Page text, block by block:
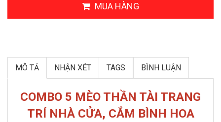
MUA HÀNG
MÔ TẢ NHẬN XÉT TAGS BÌNH LUẬN
COMBO 5 MÈO THẦN TÀI TRANG
TRÍ NHÀ CỬA, CẮM BÌNH HOA